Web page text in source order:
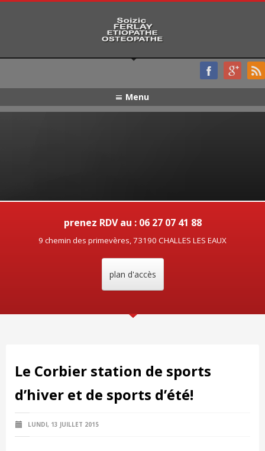
Menu
prenez RDV au : 06 27 07 41 88
9 chemin des primevères, 73190 CHALLES LES EAUX
plan d'accès
Le Corbier station de sports
d’hiver et de sports d’été!
LUNDI, 13 JUILLET 2015